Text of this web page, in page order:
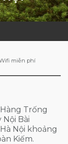
miễn phí
Trống
Bài
Nội khoảng
Kiếm.